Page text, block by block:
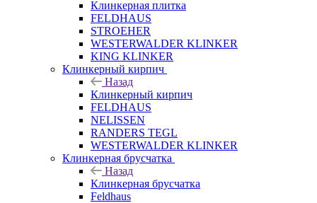
Клинкерная плитка
FELDHAUS
STROEHER
WESTERWALDER KLINKER
KING KLINKER
Клинкерный кирпич
Назад
Клинкерный кирпич
FELDHAUS
NELISSEN
RANDERS TEGL
WESTERWALDER KLINKER
Клинкерная брусчатка
Назад
Клинкерная брусчатка
Feldhaus